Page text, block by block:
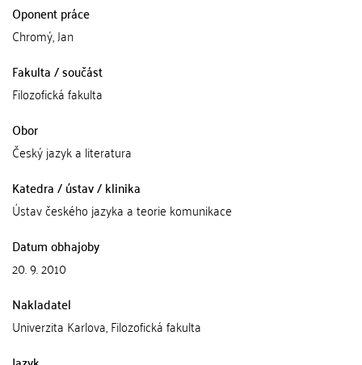
Oponent práce
Chromý, Jan
Fakulta / součást
Filozofická fakulta
Obor
Český jazyk a literatura
Katedra / ústav / klinika
Ústav českého jazyka a teorie komunikace
Datum obhajoby
20. 9. 2010
Nakladatel
Univerzita Karlova, Filozofická fakulta